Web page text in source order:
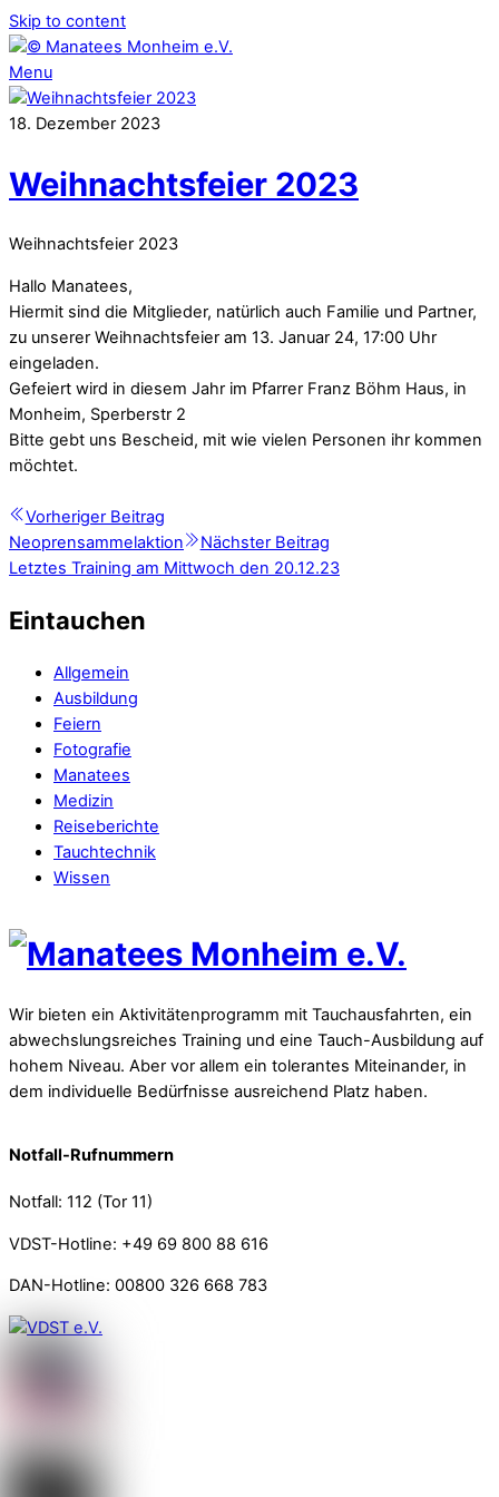
Skip to content
Menu
18. Dezember 2023
Weihnachtsfeier 2023
Weihnachtsfeier 2023
Hallo Manatees,
Hiermit sind die Mitglieder, natürlich auch Familie und Partner,
zu unserer Weihnachtsfeier am 13. Januar 24, 17:00 Uhr
eingeladen.
Gefeiert wird in diesem Jahr im Pfarrer Franz Böhm Haus, in
Monheim, Sperberstr 2
Bitte gebt uns Bescheid, mit wie vielen Personen ihr kommen
möchtet.
Vorheriger Beitrag
Neoprensammelaktion
Nächster Beitrag
Letztes Training am Mittwoch den 20.12.23
Eintauchen
Allgemein
Ausbildung
Feiern
Fotografie
Manatees
Medizin
Reiseberichte
Tauchtechnik
Wissen
Wir bieten ein Aktivitätenprogramm mit Tauchausfahrten, ein
abwechslungsreiches Training und eine Tauch-Ausbildung auf
hohem Niveau. Aber vor allem ein tolerantes Miteinander, in
dem individuelle Bedürfnisse ausreichend Platz haben.
Notfall-Rufnummern
Notfall: 112 (Tor 11)
VDST-Hotline: +49 69 800 88 616
DAN-Hotline: 00800 326 668 783